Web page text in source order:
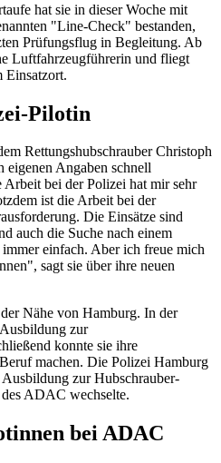
hat sie in dieser Woche mit
"Line-Check" bestanden,
Prüfungsflug in Begleitung. Ab
Luftfahrzeugführerin und fliegt
Einsatzort.
Pilotin
Rettungshubschrauber Christoph
eigenen Angaben schnell
bei der Polizei hat mir sehr
ist die Arbeit bei der
Die Einsätze sind
auch die Suche nach einem
einfach. Aber ich freue mich
sagt sie über ihre neuen
Nähe von Hamburg. In der
zur
konnte sie ihre
machen. Die Polizei Hamburg
zur Hubschrauber-
ADAC wechselte.
bei ADAC